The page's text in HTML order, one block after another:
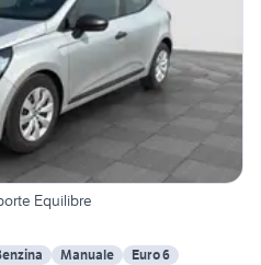
Equilibre
Manuale
Euro 6